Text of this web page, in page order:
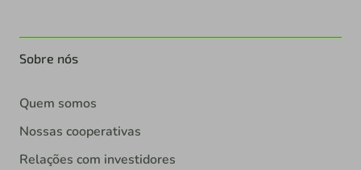
Sobre nós
Quem somos
Nossas cooperativas
Relações com investidores